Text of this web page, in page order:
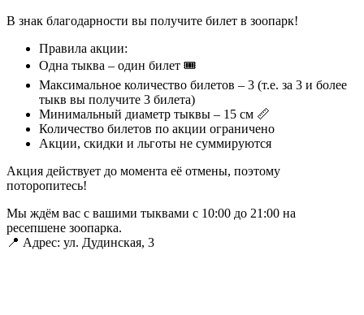
В знак благодарности вы получите билет в зоопарк!
Правила акции:
Одна тыква – один билет 🎟
Максимальное количество билетов – 3 (т.е. за 3 и более
тыкв вы получите 3 билета)
Минимальный диаметр тыквы – 15 см 📏
Количество билетов по акции ограничено
Акции, скидки и льготы не суммируются
Акция действует до момента её отмены, поэтому
поторопитесь!
Мы ждём вас с вашими тыквами с 10:00 до 21:00 на
ресепшене зоопарка.
📍 Адрес: ул. Дудинская, 3